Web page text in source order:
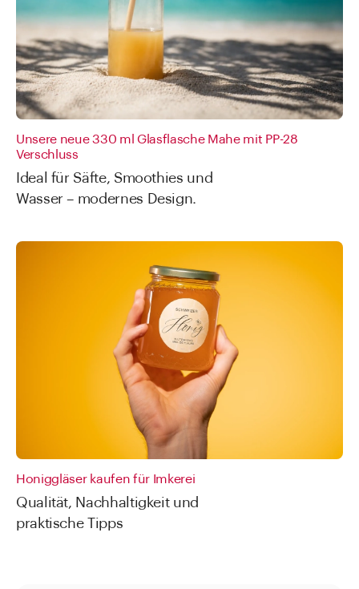
Unsere neue 330 ml Glasflasche Mahe mit PP-28
Verschluss
Ideal für Säfte, Smoothies und
Wasser – modernes Design.
Honiggläser kaufen für Imkerei
Qualität, Nachhaltigkeit und
praktische Tipps